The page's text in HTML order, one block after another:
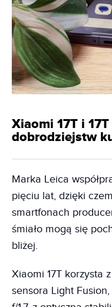
Xiaomi 17T i
dobrodziejstw
Marka Leica
pięciu lat, dzięki
smartfonach
śmiało mogą się
bliżej.
Xiaomi 17T korzysta
sensora Light Fusion,